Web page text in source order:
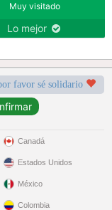
Muy visitado
Lo mejor
favor sé solidario
Canadá
Estados Unidos
México
Colombia